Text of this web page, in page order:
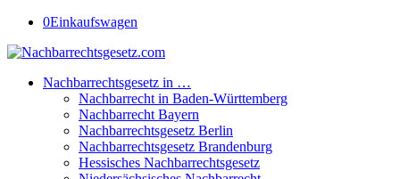
0Einkaufswagen
Nachbarrechtsgesetz in …
Nachbarrecht in Baden-Württemberg
Nachbarrecht Bayern
Nachbarrechtsgesetz Berlin
Nachbarrechtsgesetz Brandenburg
Hessisches Nachbarrechtsgesetz